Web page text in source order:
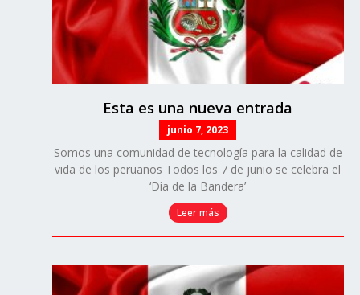
Esta es una nueva entrada
junio 7, 2023
Somos una comunidad de tecnología para la calidad de
vida de los peruanos Todos los 7 de junio se celebra el
‘Día de la Bandera’
Leer más